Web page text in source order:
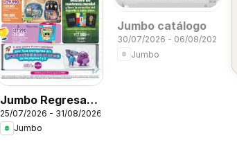
Jumbo Regresa a
clase
25/07/2026 - 31/08/2026
Jumbo
Jumbo catálogo
30/07/2026 - 06/08/2026
Jumbo